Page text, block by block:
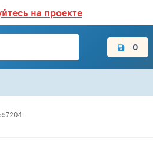
ОБНОВЛЕНИЕ ЦЕН.
на проекте
0